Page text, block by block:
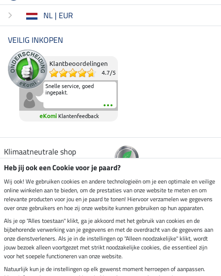
NL | EUR
VEILIG INKOPEN
Klantbeoordelingen
4.7/5
Snelle service, goed
ingepakt.
eKomi Klantenfeedback
Klimaatneutrale shop
Verzending per
Veilig betalen met
Impressum
Heb jij ook een Cookie voor je paard?
Wij ook! We gebruiken cookies en andere technologieën om je een optimale en veilige
online winkelen aan te bieden, om de prestaties van onze website te meten en om
relevante producten voor jou en je paard te tonen! Hiervoor verzamelen we gegevens
over onze gebruikers en hoe zij onze website kunnen gebruiken op hun apparaten.
Als je op "Alles toestaan" klikt, ga je akkoord met het gebruik van cookies en de
bijbehorende verwerking van je gegevens en met de overdracht van de gegevens aan
onze dienstverleners. Als je in de instellingen op "Alleen noodzakelijke" klikt, wordt
jouw bezoek alleen voortgezet met strikt noodzakelijke cookies, die essentieel zijn
voor het soepele functioneren van onze website.
Natuurlijk kun je de instellingen op elk gewenst moment herroepen of aanpassen.